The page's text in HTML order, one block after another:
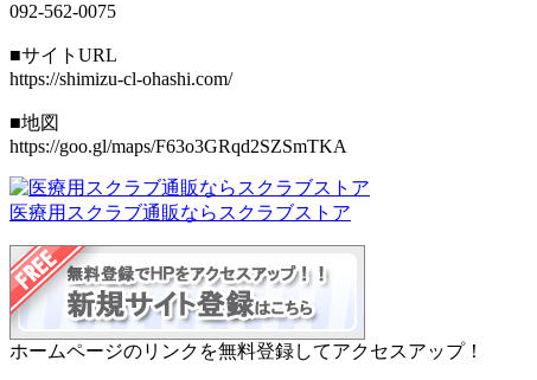
092-562-0075
■サイトURL
https://shimizu-cl-ohashi.com/
■地図
https://goo.gl/maps/F63o3GRqd2SZSmTKA
医療用スクラブ通販ならスクラブストア
ホームページのリンクを無料登録してアクセスアップ！